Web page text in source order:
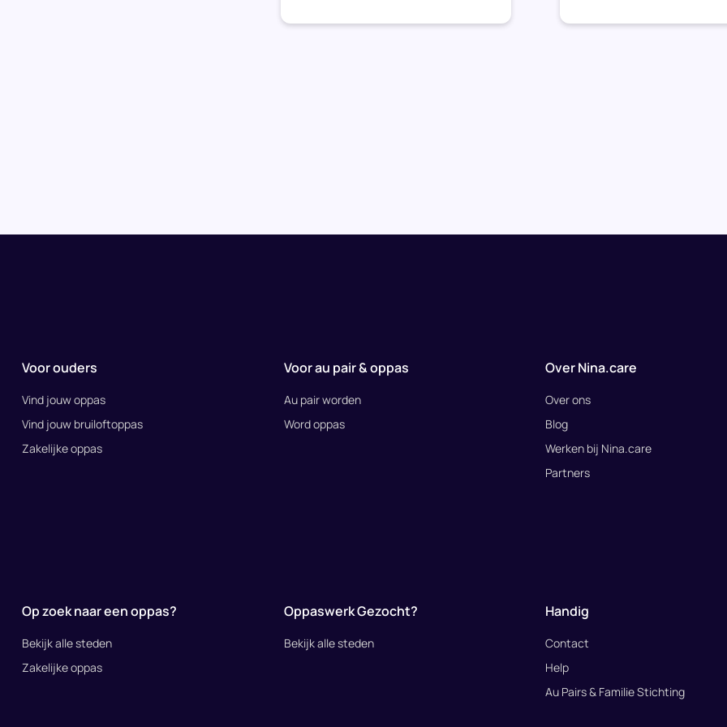
Voor ouders
Vind jouw oppas
Vind jouw bruiloftoppas
Zakelijke oppas
Op zoek naar een oppas?
Bekijk alle steden
Zakelijke oppas
Voor au pair & oppas
Au pair worden
Word oppas
Oppaswerk Gezocht?
Bekijk alle steden
Over Nina.care
Over ons
Blog
Werken bij Nina.care
Partners
Handig
Contact
Help
Au Pairs & Familie Stichting